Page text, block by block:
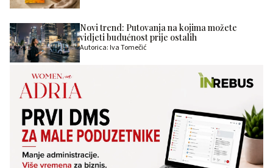
Novi trend: Putovanja na kojima možete
vidjeti budućnost prije ostalih
Autorica: Iva Tomečić